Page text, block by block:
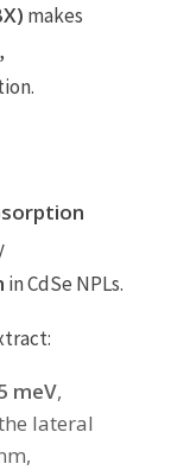
makes
in CdSe NPLs.
meV,
lateral